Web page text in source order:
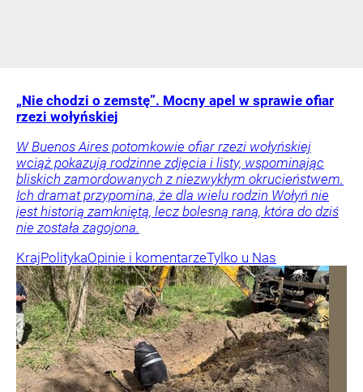
„Nie chodzi o zemstę”. Mocny apel w sprawie ofiar
rzezi wołyńskiej
W Buenos Aires potomkowie ofiar rzezi wołyńskiej
wciąż pokazują rodzinne zdjęcia i listy, wspominając
bliskich zamordowanych z niezwykłym okrucieństwem.
Ich dramat przypomina, że dla wielu rodzin Wołyń nie
jest historią zamkniętą, lecz bolesną raną, która do dziś
nie została zagojona.
KrajPolitykaOpinie i komentarzeTylko u Nas